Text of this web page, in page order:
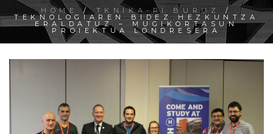
HOME /TKNIKA-RI BURUZ /
TEKNOLOGIAREN BIDEZ HEZKUNTZA
ERALDATUZ – MUGIKORTASUN
PROIEKTUA LONDRESERA